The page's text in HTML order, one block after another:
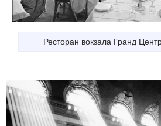
Ресторан вокзала Гранд